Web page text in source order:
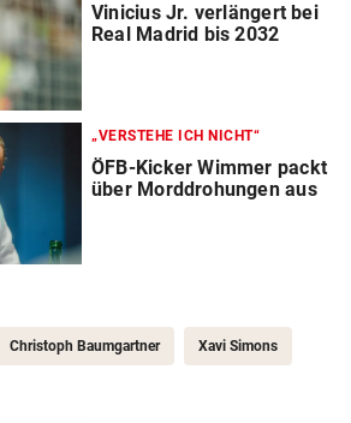
Vinicius Jr. verlängert bei
Real Madrid bis 2032
„VERSTEHE ICH NICHT“
ÖFB-Kicker Wimmer packt
über Morddrohungen aus
Christoph Baumgartner Xavi Simons